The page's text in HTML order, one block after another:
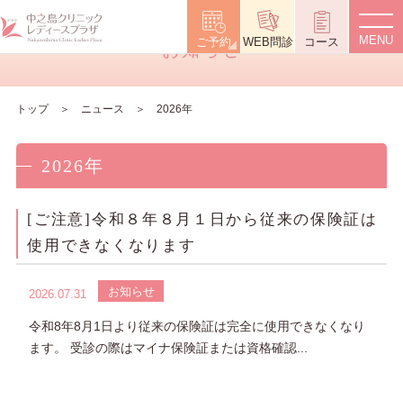
ご予約 WEB問診 コース
News
お知らせ
トップ ニュース 2026年
2026年
[ご注意]令和８年８月１日から従来の保険証は
使用できなくなります
2026.07.31 お知らせ
令和8年8月1日より従来の保険証は完全に使用できなくなり
ます。 受診の際はマイナ保険証または資格確認...